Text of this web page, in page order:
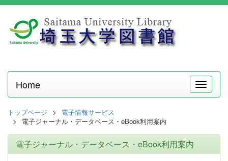
メ
ニ
Home
トップページ
電子情報サービス
電子ジャーナル・データベース・eBook利用案内
電子ジャーナル・データベース・eBook利用案内